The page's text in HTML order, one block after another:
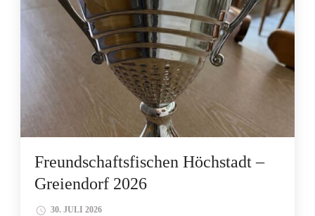
Freundschaftsfischen Höchstadt –
Greiendorf 2026
30. JULI 2026